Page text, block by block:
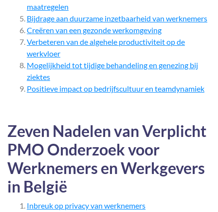
maatregelen
Bijdrage aan duurzame inzetbaarheid van werknemers
Creëren van een gezonde werkomgeving
Verbeteren van de algehele productiviteit op de
werkvloer
Mogelijkheid tot tijdige behandeling en genezing bij
ziektes
Positieve impact op bedrijfscultuur en teamdynamiek
Zeven Nadelen van Verplicht
PMO Onderzoek voor
Werknemers en Werkgevers
in België
Inbreuk op privacy van werknemers